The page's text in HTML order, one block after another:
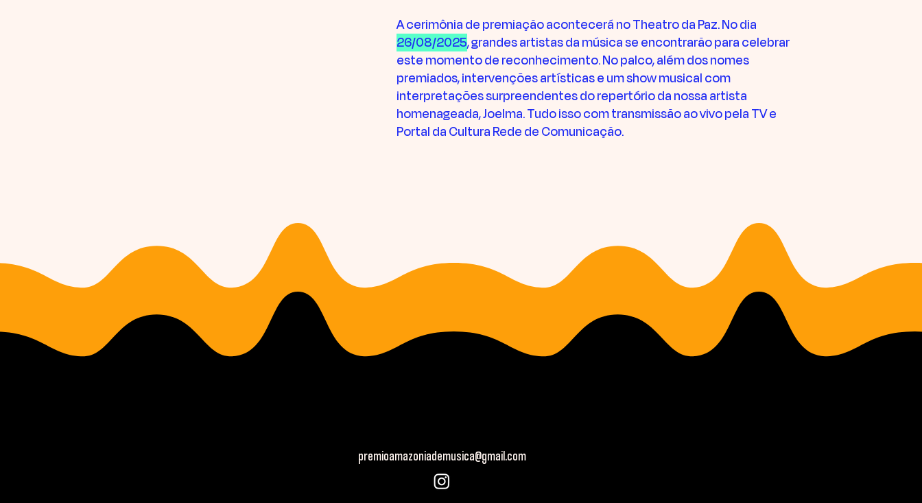
A cerimônia de premiação acontecerá no Theatro da Paz. No dia
26/08/2025, grandes artistas da música se encontrarão para celebrar
este momento de reconhecimento. No palco, além dos nomes
premiados, intervenções artísticas e um show musical com
interpretações surpreendentes do repertório da nossa artista
homenageada, Joelma. Tudo isso com transmissão ao vivo pela TV e
Portal da Cultura Rede de Comunicação.
premioamazoniademusica@gmail.com